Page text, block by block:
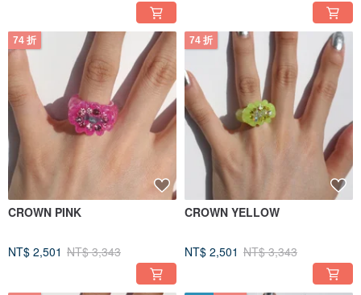
74 折
CROWN PINK
NT$ 2,501 NT$ 3,343
74 折
CROWN YELLOW
NT$ 2,501 NT$ 3,343